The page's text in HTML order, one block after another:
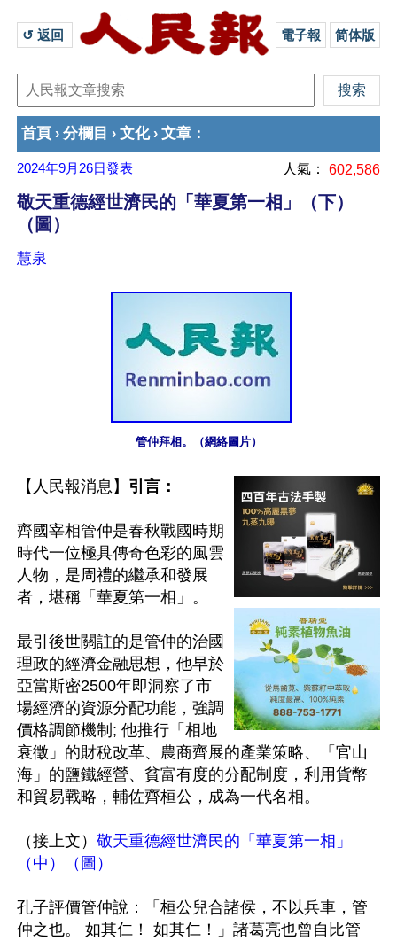
↺ 返回 電子報 简体版
首頁 › 分欄目 › 文化› 文章 ：
2024年9月26日發表 人氣： 602,586
敬天重德經世濟民的「華夏第一相」（下）
（圖）
慧泉
管仲拜相。（網絡圖片）
【人民報消息】 引言：
齊國宰相管仲是春秋戰國時期
時代一位極具傳奇色彩的風雲
人物，是周禮的繼承和發展
者，堪稱「華夏第一相」。
最引後世關註的是管仲的治國
理政的經濟金融思想，他早於
亞當斯密2500年即洞察了市
場經濟的資源分配功能，強調
價格調節機制; 他推行「相地
衰徵」的財稅改革、農商齊展的產業策略、「官山
海」的鹽鐵經營、貧富有度的分配制度，利用貨幣
和貿易戰略，輔佐齊桓公，成為一代名相。
（接上文） 敬天重德經世濟民的「華夏第一相」
（中）（圖）
孔子評價管仲說：「桓公兒合諸侯，不以兵車，管
仲之也。 如其仁！ 如其仁！」諸葛亮也曾自比管